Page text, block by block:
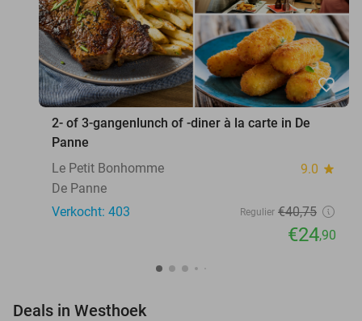
favorite_border
2- of 3-gangenlunch of -diner à la carte in De
Panne
Le Petit Bonhomme
9.0 star
De Panne
Verkocht: 403
Regulier €40,75
€24,90
Deals in Westhoek